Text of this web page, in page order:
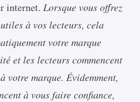
internet. Lorsque vous offrez
à vos lecteurs, cela
votre marque
et les lecteurs commencent
votre marque. Évidemment,
à vous faire confiance,